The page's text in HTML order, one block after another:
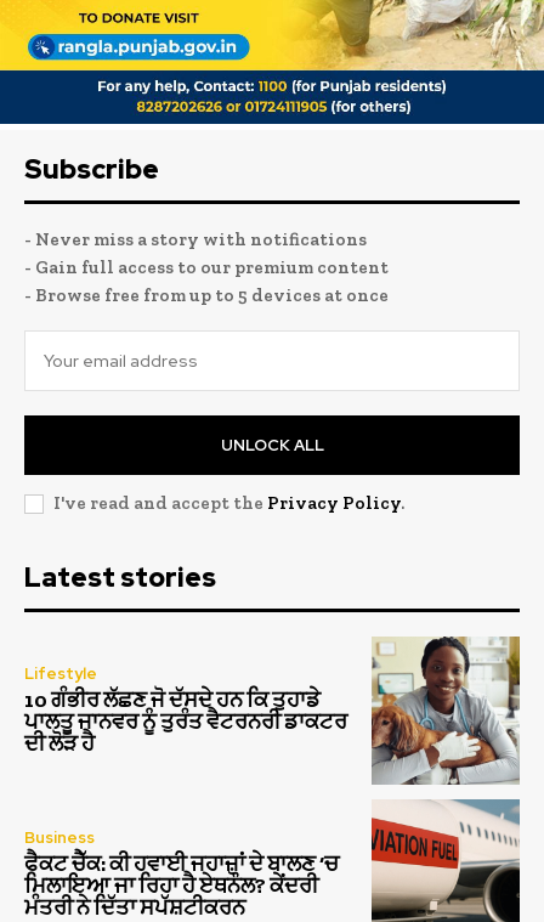
Subscribe
- Never miss a story with notifications
- Gain full access to our premium content
- Browse free from up to 5 devices at once
UNLOCK ALL
I've read and accept the Privacy Policy.
Latest stories
Lifestyle
10 ਗੰਭੀਰ ਲੱਛਣ ਜੋ ਦੱਸਦੇ ਹਨ ਕਿ ਤੁਹਾਡੇ
ਪਾਲਤੂ ਜਾਨਵਰ ਨੂੰ ਤੁਰੰਤ ਵੈਟਰਨਰੀ ਡਾਕਟਰ
ਦੀ ਲੋੜ ਹੈ
Business
ਫੈਕਟ ਚੈੱਕ: ਕੀ ਹਵਾਈ ਜਹਾਜ਼ਾਂ ਦੇ ਬਾਲਣ ‘ਚ
ਮਿਲਾਇਆ ਜਾ ਰਿਹਾ ਹੈ ਏਥਨੌਲ? ਕੇਂਦਰੀ
ਮੰਤਰੀ ਨੇ ਦਿੱਤਾ ਸਪੱਸ਼ਟੀਕਰਨ